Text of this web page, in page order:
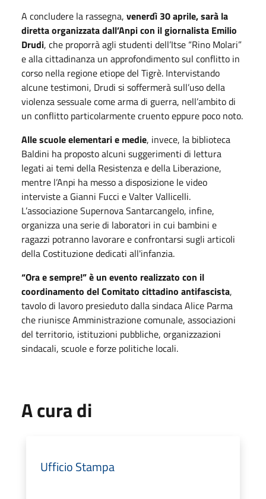
A concludere la rassegna, venerdì 30 aprile, sarà la
diretta organizzata dall’Anpi con il giornalista Emilio
Drudi, che proporrà agli studenti dell’Itse “Rino Molari”
e alla cittadinanza un approfondimento sul conflitto in
corso nella regione etiope del Tigrè. Intervistando
alcune testimoni, Drudi si soffermerà sull’uso della
violenza sessuale come arma di guerra, nell’ambito di
un conflitto particolarmente cruento eppure poco noto.
Alle scuole elementari e medie, invece, la biblioteca
Baldini ha proposto alcuni suggerimenti di lettura
legati ai temi della Resistenza e della Liberazione,
mentre l’Anpi ha messo a disposizione le video
interviste a Gianni Fucci e Valter Vallicelli.
L’associazione Supernova Santarcangelo, infine,
organizza una serie di laboratori in cui bambini e
ragazzi potranno lavorare e confrontarsi sugli articoli
della Costituzione dedicati all'infanzia.
“Ora e sempre!” è un evento realizzato con il
coordinamento del Comitato cittadino antifascista,
tavolo di lavoro presieduto dalla sindaca Alice Parma
che riunisce Amministrazione comunale, associazioni
del territorio, istituzioni pubbliche, organizzazioni
sindacali, scuole e forze politiche locali.
A cura di
Ufficio Stampa